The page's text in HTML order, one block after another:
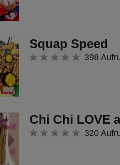
Squap Speed
398
Chi Chi LOVE
320